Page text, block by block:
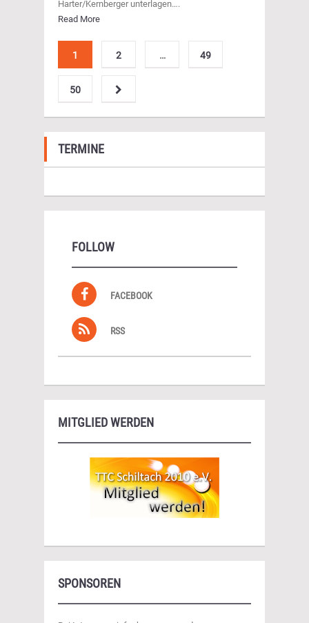
Harter/Kernberger unterlagen….
Read More
1 2 … 49
50
TERMINE
FOLLOW
FACEBOOK
RSS
MITGLIED WERDEN
SPONSOREN